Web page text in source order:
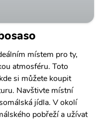
místem pro ty,
atmosféru. Toto
si můžete koupit
Navštivte místní
jídla. V okolí
pobřeží a užívat